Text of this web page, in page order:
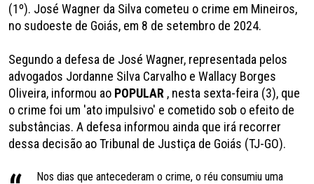
(1º). José Wagner da Silva cometeu o crime em Mineiros,
no sudoeste de Goiás, em 8 de setembro de 2024.
Segundo a defesa de José Wagner, representada pelos
advogados Jordanne Silva Carvalho e Wallacy Borges
Oliveira, informou ao POPULAR , nesta sexta-feira (3), que
o crime foi um 'ato impulsivo' e cometido sob o efeito de
substâncias. A defesa informou ainda que irá recorrer
dessa decisão ao Tribunal de Justiça de Goiás (TJ-GO).
Nos dias que antecederam o crime, o réu consumiu uma